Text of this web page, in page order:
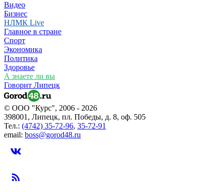
Видео
Бизнес
НЛМК Live
Главное в стране
Спорт
Экономика
Политика
Здоровье
А знаете ли вы
Говорит Липецк
© ООО "Курс", 2006 - 2026
398001, Липецк, пл. Победы, д. 8, оф. 505
Тел.: (4742) 35-72-96, 35-72-91
email: boss@gorod48.ru